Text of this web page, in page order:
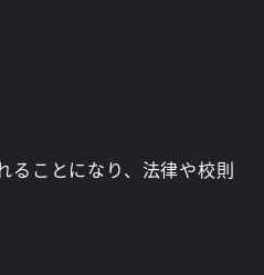
ることになり、法律や校則